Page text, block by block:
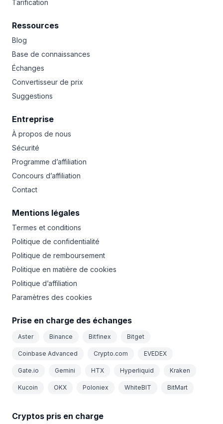
Tarification
Ressources
Blog
Base de connaissances
Échanges
Convertisseur de prix
Suggestions
Entreprise
À propos de nous
Sécurité
Programme d’affiliation
Concours d’affiliation
Contact
Mentions légales
Termes et conditions
Politique de confidentialité
Politique de remboursement
Politique en matière de cookies
Politique d’affiliation
Paramètres des cookies
Prise en charge des échanges
Aster Binance Bitfinex Bitget
Coinbase Advanced Crypto.com EVEDEX
Gate.io Gemini HTX Hyperliquid Kraken
Kucoin OKX Poloniex WhiteBIT BitMart
Cryptos pris en charge